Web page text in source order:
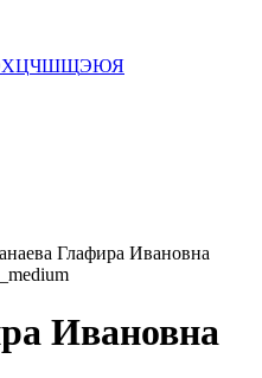
ХЦЧШЩЭЮЯ
Глафира Ивановна
Ивановна